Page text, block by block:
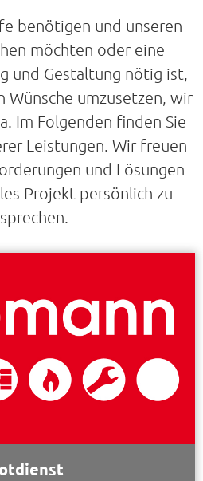
benötigen und unseren
möchten oder eine
und Gestaltung nötig ist,
Wünsche umzusetzen, wir
Im Folgenden finden Sie
Leistungen. Wir freuen
und Lösungen
Projekt persönlich zu